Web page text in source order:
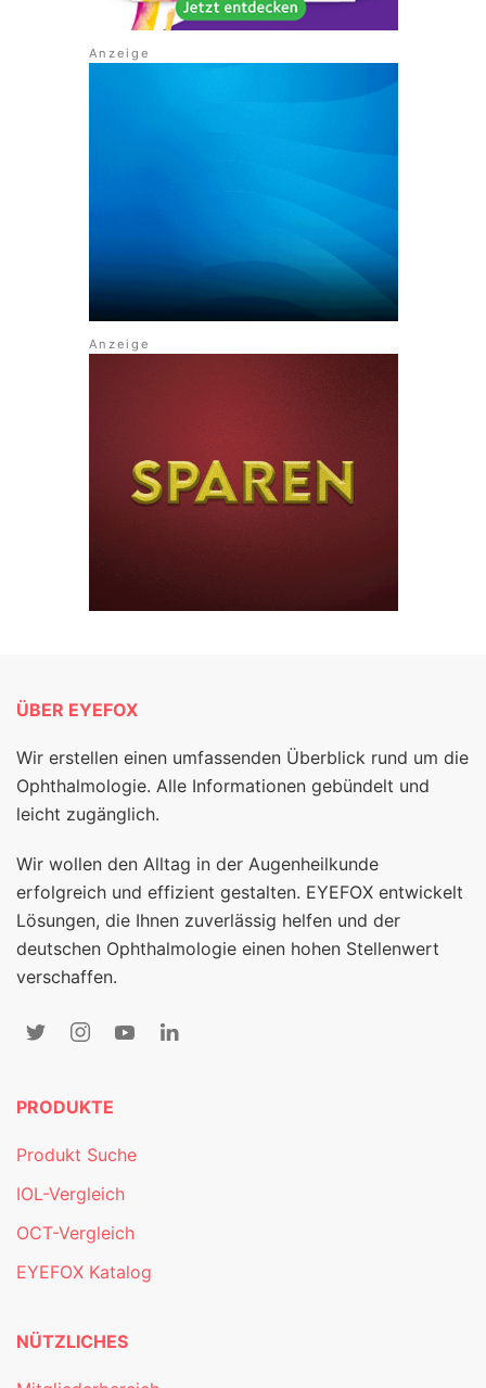
ÜBER EYEFOX
Wir erstellen einen umfassenden Überblick rund um die
Ophthalmologie. Alle Informationen gebündelt und
leicht zugänglich.
Wir wollen den Alltag in der Augenheilkunde
erfolgreich und effizient gestalten. EYEFOX entwickelt
Lösungen, die Ihnen zuverlässig helfen und der
deutschen Ophthalmologie einen hohen Stellenwert
verschaffen.
PRODUKTE
Produkt Suche
IOL-Vergleich
OCT-Vergleich
EYEFOX Katalog
NÜTZLICHES